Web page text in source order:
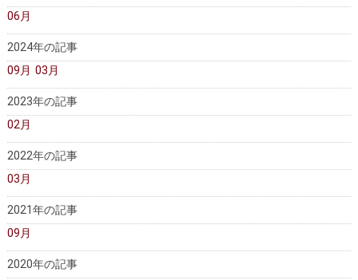
06月
2024年の記事
09月 03月
2023年の記事
02月
2022年の記事
03月
2021年の記事
09月
2020年の記事